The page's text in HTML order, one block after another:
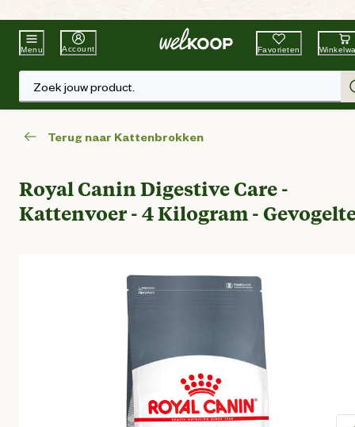
Beste WinkelketenTuin & Dier
Menu Account Favorieten
Zoek jouw product.
Terug naar Kattenbrokken
Royal Canin Digestive Care -
Kattenvoer - 4 Kilogram -